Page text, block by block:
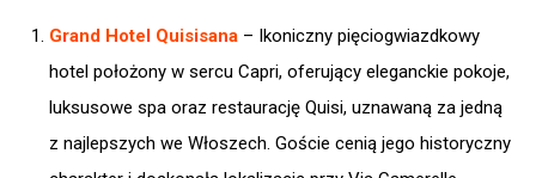
Grand Hotel Quisisana – Ikoniczny pięciogwiazdkowy
hotel położony w sercu Capri, oferujący eleganckie pokoje,
luksusowe spa oraz restaurację Quisi, uznawaną za jedną
z najlepszych we Włoszech. Goście cenią jego historyczny